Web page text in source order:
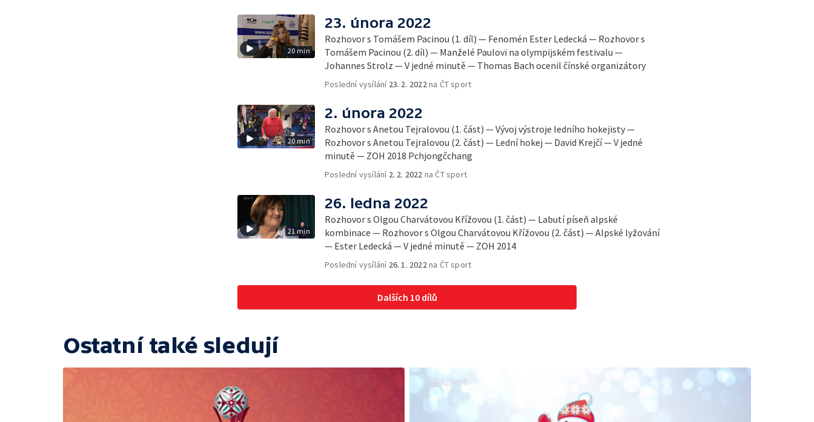
20 min
23. února 2022
Rozhovor s Tomášem Pacinou (1. díl) — Fenomén Ester Ledecká — Rozhovor s
Tomášem Pacinou (2. díl) — Manželé Paulovi na olympijském festivalu —
Johannes Strolz — V jedné minutě — Thomas Bach ocenil čínské organizátory
Poslední vysílání 23. 2. 2022na ČT sport
20 min
2. února 2022
Rozhovor s Anetou Tejralovou (1. část) — Vývoj výstroje ledního hokejisty —
Rozhovor s Anetou Tejralovou (2. část) — Lední hokej — David Krejčí — V jedné
minutě — ZOH 2018 Pchjongčchang
Poslední vysílání 2. 2. 2022 na ČT sport
21 min
26. ledna 2022
Rozhovor s Olgou Charvátovou Křížovou (1. část) — Labutí píseň alpské
kombinace — Rozhovor s Olgou Charvátovou Křížovou (2. část) — Alpské lyžování
— Ester Ledecká — V jedné minutě — ZOH 2014
Poslední vysílání 26. 1. 2022na ČT sport
Dalších 10 dílů
Ostatní také sledují